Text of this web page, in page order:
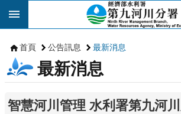
跳到主要內容區塊
首頁 公告訊息 最新消息
最新消息
智慧河川管理 水利署第九河